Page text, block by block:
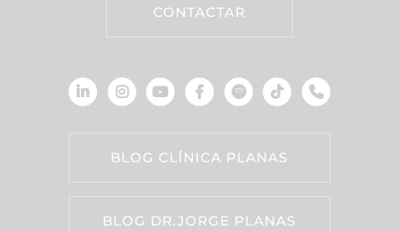
CONTACTAR
BLOG CLÍNICA PLANAS
BLOG DR.JORGE PLANAS